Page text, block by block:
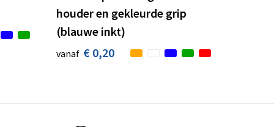
houder en gekleurde grip
(blauwe inkt)
vanaf € 0,20